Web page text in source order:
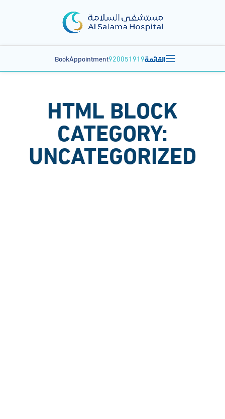
القائمة920051919
BookAppointment
HTML BLOCK
CATEGORY:
UNCATEGORIZED